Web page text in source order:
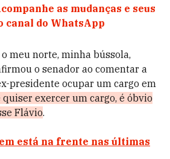
as mudanças e seus
canal do WhatsApp
meu norte, minha bússola,
o senador ao comentar a
presidente ocupar um cargo em
quiser exercer um cargo, é óbvio
Flávio.
está na frente nas últimas